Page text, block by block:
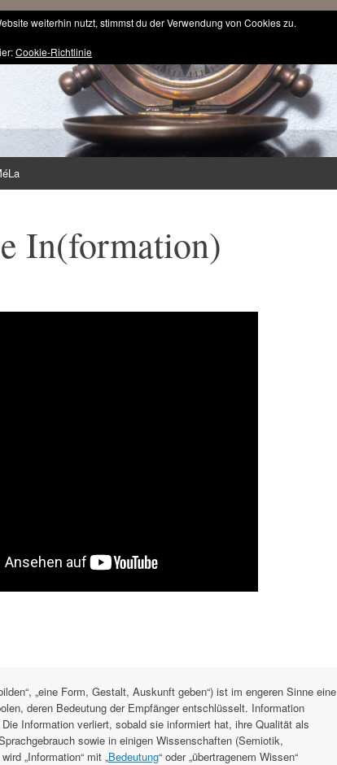
In(formation)
„eine Form, Gestalt, Auskunft geben“) ist im engeren Sinne eine
deren Bedeutung der Empfänger entschlüsselt. Information
Information verliert, sobald sie informiert hat, ihre Qualität als
sowie in einigen Wissenschaften (Semiotik,
„Information“ mit „Bedeutung“ oder „übertragenem Wissen“
weiterhin nutzt, stimmst du der Verwendung von Cookies zu.
Cookie-Richtlinie